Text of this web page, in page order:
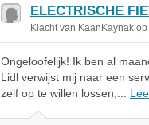
ELECTRISCHE
Klacht van KaanKaynak
Ongeloofelijk! Ik ben al
Lidl verwijst mij naar een
zelf op te willen lossen,...